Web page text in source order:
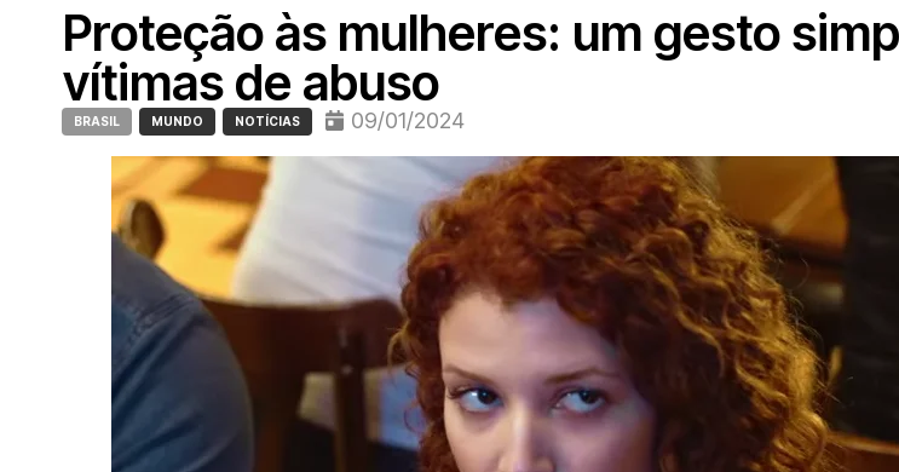
Proteção às mulheres: um gesto
vítimas de abuso
BRASIL MUNDO NOTÍCIAS 09/01/2024